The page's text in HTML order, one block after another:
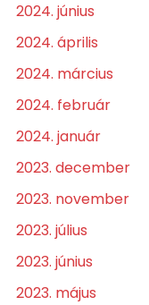
2024. június
2024. április
2024. március
2024. február
2024. január
2023. december
2023. november
2023. július
2023. június
2023. május